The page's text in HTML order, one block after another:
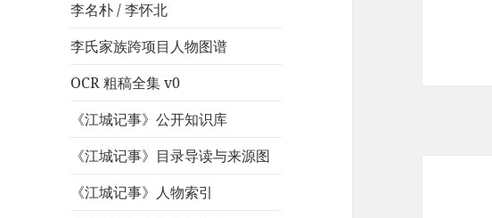
李名朴 / 李怀北
李氏家族跨项目人物图谱
OCR 粗稿全集 v0
《江城记事》公开知识库
《江城记事》目录导读与来源图
《江城记事》人物索引